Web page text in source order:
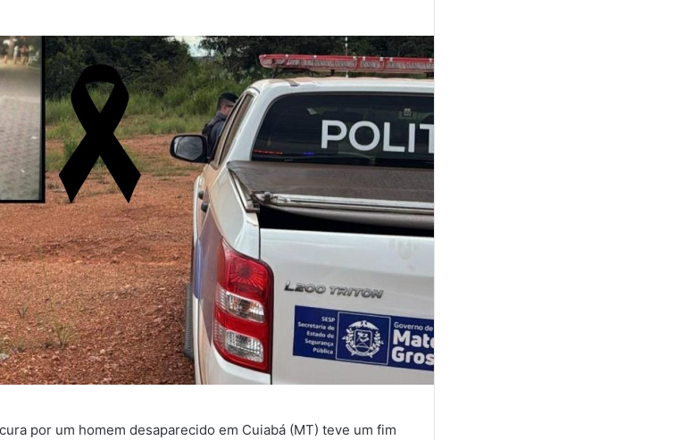
por um homem desaparecido em Cuiabá (MT) teve um fim